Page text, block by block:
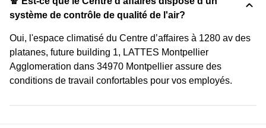
système de contrôle de qualité de l'air?
Oui, l'espace climatisé du Centre d’affaires à 1280 av des
platanes, future building 1, LATTES Montpellier
Agglomeration dans 34970 Montpellier assure des
conditions de travail confortables pour vos employés.